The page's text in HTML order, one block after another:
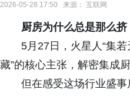
2026-05-28 17:50 来源： 互联网
厨房为什么总是那么
5月27日，火星人“集
藏”的核心主张，解密集成
但在感受这场行业盛事